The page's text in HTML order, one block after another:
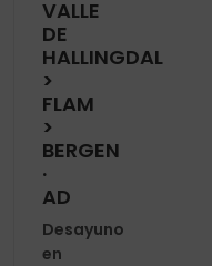
VALLE
DE
HALLINGDAL
>
FLAM
>
BERGEN
·
AD
Desayuno
en